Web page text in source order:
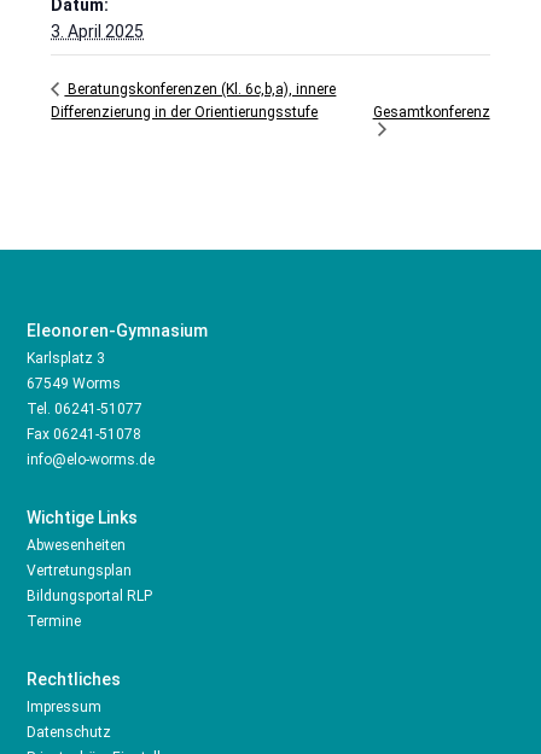
Datum:
3. April 2025
Beratungskonferenzen (Kl. 6c,b,a), innere
Differenzierung in der Orientierungsstufe
Gesamtkonferenz
Eleonoren-Gymnasium
Karlsplatz 3
67549 Worms
Tel.06241-51077
Fax 06241-51078
info@elo-worms.de
Wichtige Links
Abwesenheiten
Vertretungsplan
Bildungsportal RLP
Termine
Rechtliches
Impressum
Datenschutz